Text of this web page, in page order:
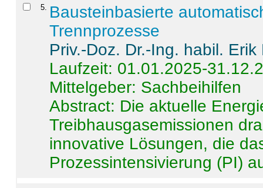
5
Bausteinbasierte
Trennprozesse
Priv.-Doz. Dr.-Ing. habil. Erik
Laufzeit: 01.01.2025-
Mittelgeber: Sachbeihilfen
Abstract: Die aktuelle
Treibhausgasemissionen
innovative Lösungen, die
Prozessintensivierung (PI)